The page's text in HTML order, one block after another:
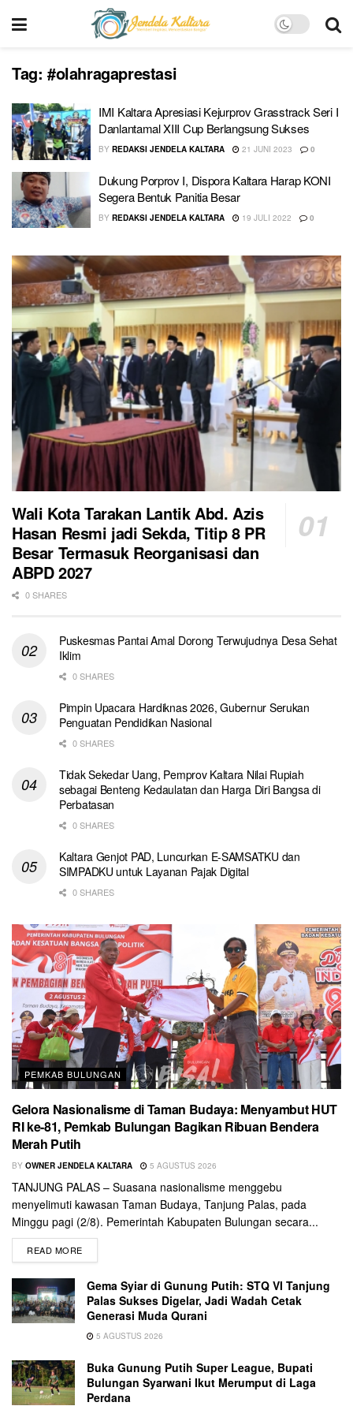
Tag: #olahragaprestasi
IMI Kaltara Apresiasi Kejurprov Grasstrack Seri I
Danlantamal XIII Cup Berlangsung Sukses
BY REDAKSI JENDELA KALTARA 21 JUNI 2023 0
Dukung Porprov I, Dispora Kaltara Harap KONI
Segera Bentuk Panitia Besar
BY REDAKSI JENDELA KALTARA 19 JULI 2022 0
Wali Kota Tarakan Lantik Abd. Azis
Hasan Resmi jadi Sekda, Titip 8 PR
Besar Termasuk Reorganisasi dan
ABPD 2027
0 SHARES
Puskesmas Pantai Amal Dorong Terwujudnya Desa Sehat
Iklim
0 SHARES
Pimpin Upacara Hardiknas 2026, Gubernur Serukan
Penguatan Pendidikan Nasional
0 SHARES
Tidak Sekedar Uang, Pemprov Kaltara Nilai Rupiah
sebagai Benteng Kedaulatan dan Harga Diri Bangsa di
Perbatasan
0 SHARES
Kaltara Genjot PAD, Luncurkan E-SAMSATKU dan
SIMPADKU untuk Layanan Pajak Digital
0 SHARES
PEMKAB BULUNGAN
Gelora Nasionalisme di Taman Budaya: Menyambut HUT
RI ke-81, Pemkab Bulungan Bagikan Ribuan Bendera
Merah Putih
BY OWNER JENDELA KALTARA 5 AGUSTUS 2026
TANJUNG PALAS – Suasana nasionalisme menggebu
menyelimuti kawasan Taman Budaya, Tanjung Palas, pada
Minggu pagi (2/8). Pemerintah Kabupaten Bulungan secara...
READ MORE
Gema Syiar di Gunung Putih: STQ VI Tanjung
Palas Sukses Digelar, Jadi Wadah Cetak
Generasi Muda Qurani
5 AGUSTUS 2026
Buka Gunung Putih Super League, Bupati
Bulungan Syarwani Ikut Merumput di Laga
Perdana